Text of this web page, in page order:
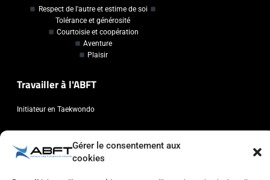
Gérer le consentement aux
cookies
Respect de l'autre et estime de soi
Tolérance et générosité
Courtoisie et coopération
Aventure
Plaisir
Travailler à l'ABFT
Initiateur en Taekwondo
Association Belge Francophone de Taekwondo